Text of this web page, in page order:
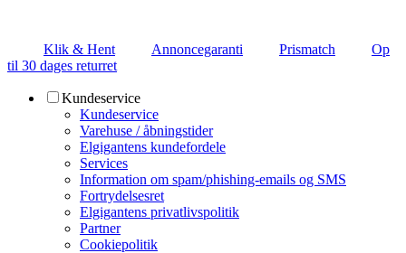
Klik & Hent Annoncegaranti Prismatch
Op
til 30 dages returret
Kundeservice
Kundeservice
Varehuse / åbningstider
Elgigantens kundefordele
Services
Information om spam/phishing-emails og SMS
Fortrydelsesret
Elgigantens privatlivspolitik
Partner
Cookiepolitik